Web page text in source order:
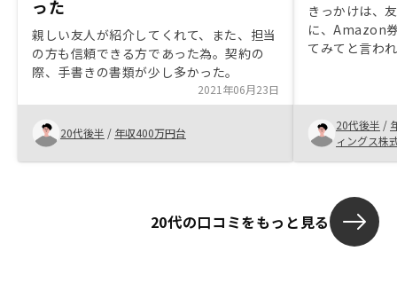
った
親しい友人が紹介してくれて、また、担当
の方も信頼できる方であった為。契約の
際、手書きの書類が少し多かった。
2021年06月23日
20代後半 / 年収400万円台
きっかけは、
に、Amazon
てみてと言わ
投資はしなく
契約すること
20代後半 /
ィングス株
20代の口コミをもっと見る